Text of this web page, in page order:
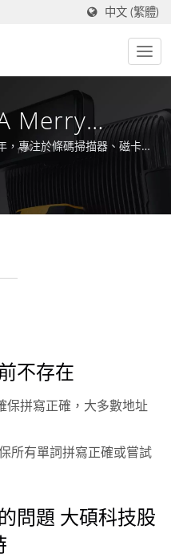
中文 (繁體)
Merry
New
份有限公司
專注於條碼掃描器、磁卡讀
發及製造，並以自有品牌
及設計實力，以更好的服務
為客戶創造更高的經營效益。
不存在
保拼寫正確，大多數地址
所有單詞拼寫正確或嘗試
問題 大碩科技股